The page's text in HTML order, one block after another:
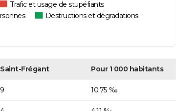
Trafic et usage de stupéfiants
Destructions et dégradations
Saint-Frégant Pour 1 000 habitants
9 10,75 ‰